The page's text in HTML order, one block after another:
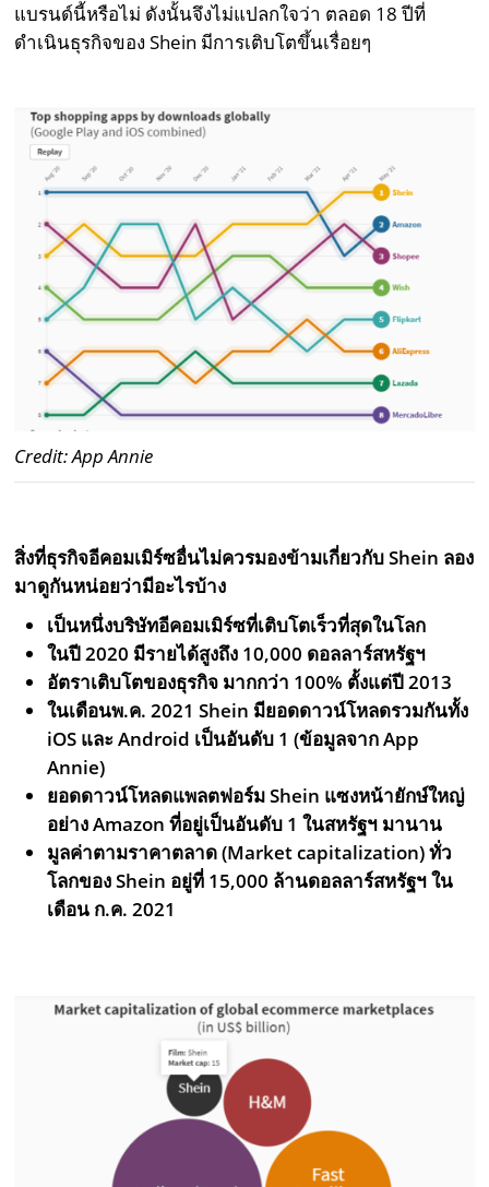
แบรนด์นี้หรือไม่ ดังนั้นจึงไม่แปลกใจว่า ตลอด 18 ปีที่
ดำเนินธุรกิจของ Shein มีการเติบโตขึ้นเรื่อยๆ
Credit: App Annie
สิ่งที่ธุรกิจอีคอมเมิร์ซอื่นไม่ควรมองข้ามเกี่ยวกับ Shein ลอง
มาดูกันหน่อยว่ามีอะไรบ้าง
เป็นหนึ่งบริษัทอีคอมเมิร์ซที่เติบโตเร็วที่สุดในโลก
ในปี 2020 มีรายได้สูงถึง 10,000 ดอลลาร์สหรัฐฯ
อัตราเติบโตของธุรกิจ มากกว่า 100% ตั้งแต่ปี 2013
ในเดือนพ.ค. 2021 Shein มียอดดาวน์โหลดรวมกันทั้ง
iOS และ Android เป็นอันดับ 1 (ข้อมูลจาก App
Annie)
ยอดดาวน์โหลดแพลตฟอร์ม Shein แซงหน้ายักษ์ใหญ่
อย่าง Amazon ที่อยู่เป็นอันดับ 1 ในสหรัฐฯ มานาน
มูลค่าตามราคาตลาด (Market capitalization) ทั่ว
โลกของ Shein อยู่ที่ 15,000 ล้านดอลลาร์สหรัฐฯ ใน
เดือน ก.ค. 2021